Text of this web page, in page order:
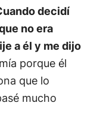
decidí
no era
a él y me dijo
porque él
que lo
mucho